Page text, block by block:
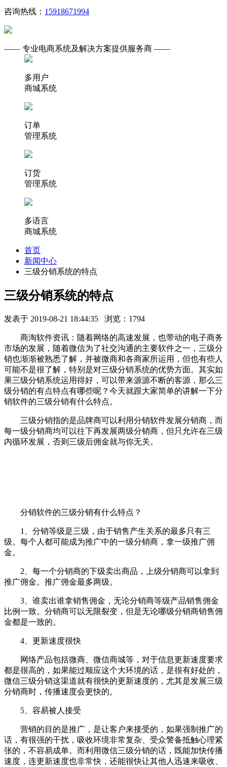
咨询热线： 15918671994
—— 专业电商系统及解决方案提供服务商 ——
多用户
商城系统
订单
管理系统
订货
管理系统
多语言
商城系统
首页
新闻中心
三级分销系统的特点
三级分销系统的特点
发表于 2019-08-21 18:44:35 浏览：1794
商淘软件资讯：随着网络的高速发展，也带动的电子商务
市场的发展，随着微信为了社交沟通的主要软件之一，三级分
销也渐渐被熟悉了解，并被微商和各商家所运用，但也有些人
可能不是很了解，特别是对三级分销系统的优势方面。其实如
果三级分销系统运用得好，可以带来源源不断的客源，那么三
级分销的有点特点有哪些呢 ？ 今天就跟大家简单的讲解一下分
销软件的三级分销有什么特点。
三级分销指的是品牌商可以利用分销软件发展分销商，而
每一级分销商均可以往下再发展两级分销商，但只允许在三级
内循环发展，否则三级后佣金就与你无关。
分销软件的三级分销有什么特点？
1、分销等级是三级，由于销售产生关系的最多只有三
级。每个人都可能成为推广中的一级分销商，拿一级推广佣
金。
2、每一个分销商的下级卖出商品，上级分销商可以拿到
推广佣金。推广佣金最多两级。
3、谁卖出谁拿销售佣金，无论分销商等级产品销售佣金
比例一致。分销商可以无限裂变，但是无论哪级分销商销售佣
金都是一致的。
4、 更新速度很快
网络产品包括微商、 微信商城等，对于信息更新速度要求
都是很高的，如果能过顺应这个大环境的话，是很有好处的，
微信三级分销这渠道就有很快的更新速度的，尤其是发展三级
分销商时，传播速度会更快的。
5、 容易被人接受
营销的目的是推广，是让客户来接受的，如果强制推广的
话，有很强的干扰，吸收环境非常复杂、受众警备抵触心理紧
张的，不容易成单。而利用微信三级分销的话，既能加快传播
速度，连更新速度也非常快，还能很快让其他人迅速来吸收、